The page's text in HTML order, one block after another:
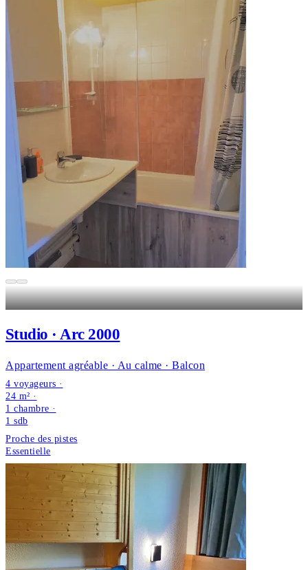
Studio · Arc 2000
Appartement agréable · Au calme · Balcon
4 voyageurs ·
24 m² ·
1 chambre ·
1sdb
Proche des pistes
Essentielle